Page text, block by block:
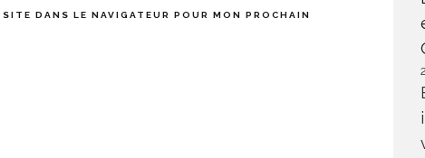
DANS LE NAVIGATEUR POUR MON PROCHAIN